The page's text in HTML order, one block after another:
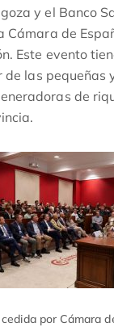
y el Banco
Cámara de
Este evento
de las pequeñas
de
por Cámara